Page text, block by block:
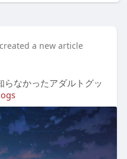
created a new article
なかったアダルトグッ